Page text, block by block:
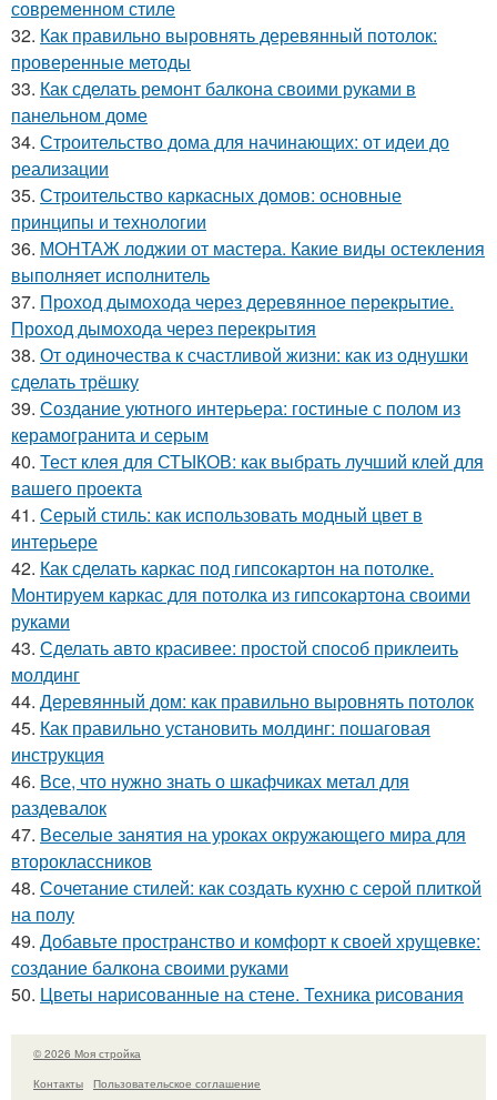
современном стиле
32. Как правильно выровнять деревянный потолок:
проверенные методы
33. Как сделать ремонт балкона своими руками в
панельном доме
34. Строительство дома для начинающих: от идеи до
реализации
35. Строительство каркасных домов: основные
принципы и технологии
36. МОНТАЖ лоджии от мастера. Какие виды остекления
выполняет исполнитель
37. Проход дымохода через деревянное перекрытие.
Проход дымохода через перекрытия
38. От одиночества к счастливой жизни: как из однушки
сделать трёшку
39. Создание уютного интерьера: гостиные с полом из
керамогранита и серым
40. Тест клея для СТЫКОВ: как выбрать лучший клей для
вашего проекта
41. Серый стиль: как использовать модный цвет в
интерьере
42. Как сделать каркас под гипсокартон на потолке.
Монтируем каркас для потолка из гипсокартона своими
руками
43. Сделать авто красивее: простой способ приклеить
молдинг
44. Деревянный дом: как правильно выровнять потолок
45. Как правильно установить молдинг: пошаговая
инструкция
46. Все, что нужно знать о шкафчиках метал для
раздевалок
47. Веселые занятия на уроках окружающего мира для
второклассников
48. Сочетание стилей: как создать кухню с серой плиткой
на полу
49. Добавьте пространство и комфорт к своей хрущевке:
создание балкона своими руками
50. Цветы нарисованные на стене. Техника рисования
© 2026 Моя стройка
Контакты
Пользовательское соглашение